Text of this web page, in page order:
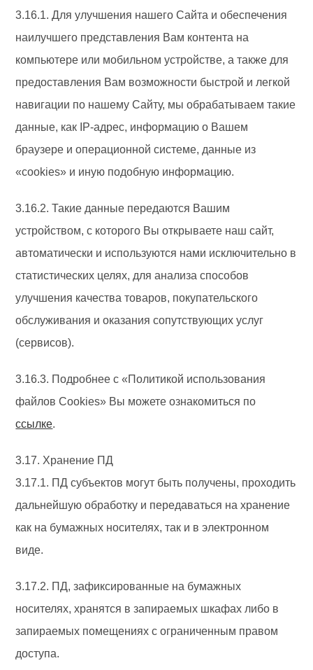
3.16.1. Для улучшения нашего Сайта и обеспечения
наилучшего представления Вам контента на
компьютере или мобильном устройстве, а также для
предоставления Вам возможности быстрой и легкой
навигации по нашему Сайту, мы обрабатываем такие
данные, как IP-адрес, информацию о Вашем
браузере и операционной системе, данные из
«cookies» и иную подобную информацию.
3.16.2. Такие данные передаются Вашим
устройством, с которого Вы открываете наш сайт,
автоматически и используются нами исключительно в
статистических целях, для анализа способов
улучшения качества товаров, покупательского
обслуживания и оказания сопутствующих услуг
(сервисов).
3.16.3. Подробнее с «Политикой использования
файлов Cookies» Вы можете ознакомиться по
ссылке.
3.17. Хранение ПД
3.17.1. ПД субъектов могут быть получены, проходить
дальнейшую обработку и передаваться на хранение
как на бумажных носителях, так и в электронном
виде.
3.17.2. ПД, зафиксированные на бумажных
носителях, хранятся в запираемых шкафах либо в
запираемых помещениях с ограниченным правом
доступа.